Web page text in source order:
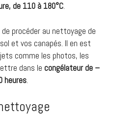
de 110 à 180°C.
procéder au nettoyage de
et vos canapés. Il en est
comme les photos, les
dans le congélateur de –
heures.